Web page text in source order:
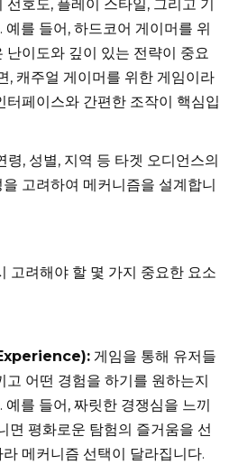
선호도, 플레이 스타일, 그리고 기
예를 들어, 하드코어 게이머를 위
난이도와 깊이 있는 전략이 중요
, 캐주얼 게이머를 위한 게임이라
터페이스와 간편한 조작이 핵심입
령, 성별, 지역 등 타겟 오디언스의
고려하여 메커니즘을 설계합니
고려해야 할 몇 가지 중요한 요소
게임을 통해 유저들
고 어떤 경험을 하기를 원하는지
예를 들어, 짜릿한 경쟁심을 느끼
면 평화로운 탐험의 즐거움을 선
메커니즘 선택이 달라집니다.